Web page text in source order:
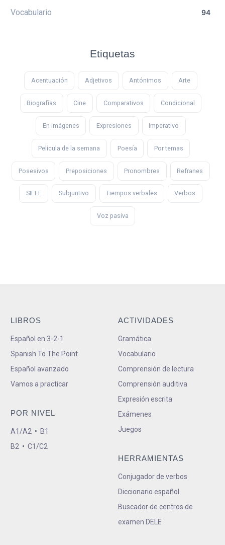
Vocabulario 94
Etiquetas
Acentuación Adjetivos Antónimos Arte
Biografías Cine Comparativos Condicional
En imágenes Expresiones Imperativo
Película de la semana Poesía Por temas
Posesivos Preposiciones Pronombres Refranes
SIELE Subjuntivo Tiempos verbales Verbos
Voz pasiva
LIBROS
Español en 3-2-1
Spanish To The Point
Español avanzado
Vamos a practicar
POR NIVEL
A1/A2 • B1
B2 • C1/C2
ACTIVIDADES
Gramática
Vocabulario
Comprensión de lectura
Comprensión auditiva
Expresión escrita
Exámenes
Juegos
HERRAMIENTAS
Conjugador de verbos
Diccionario español
Buscador de centros de
examen DELE